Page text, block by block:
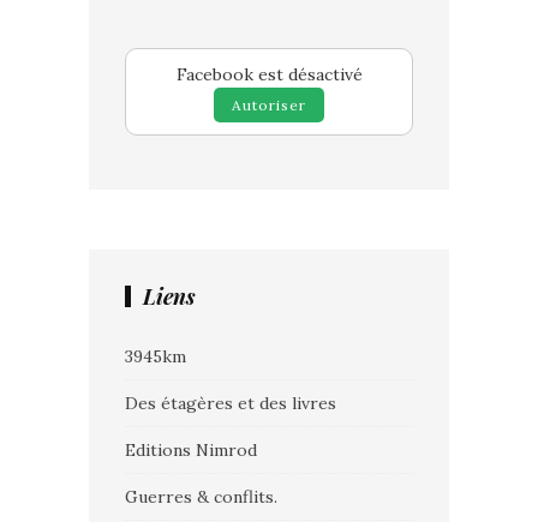
Facebook est désactivé
Autoriser
Liens
3945km
Des étagères et des livres
Editions Nimrod
Guerres & conflits.